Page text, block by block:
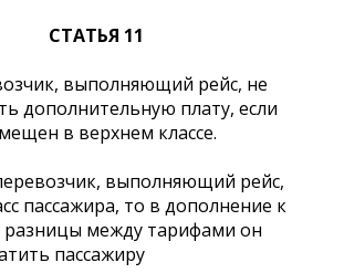
СТАТЬЯ 11
выполняющий рейс, не
дополнительную плату, если
в верхнем классе.
выполняющий рейс,
пассажира, то в дополнение к
между тарифами он
пассажиру